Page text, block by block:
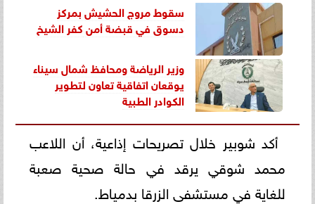
سقوط مروج الحشيش بمركز
دسوق في قبضة أمنكفر الشيخ
وزير الرياضة ومحافظ شمال سيناء
يوقعان اتفاقية تعاون لتطوير
الكوادر الطبية
أكد شوبير خلال تصريحات إذاعية، أن اللاعب
محمد شوقي يرقد في حالة صحية صعبة
للغاية في مستشفى الزرقا بدمياط.